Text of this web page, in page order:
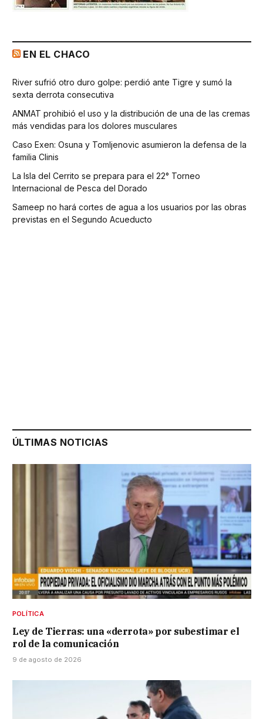
EN EL CHACO
River sufrió otro duro golpe: perdió ante Tigre y sumó la
sexta derrota consecutiva
ANMAT prohibió el uso y la distribución de una de las cremas
más vendidas para los dolores musculares
Caso Exen: Osuna y Tomljenovic asumieron la defensa de la
familia Clinis
La Isla del Cerrito se prepara para el 22° Torneo
Internacional de Pesca del Dorado
Sameep no hará cortes de agua a los usuarios por las obras
previstas en el Segundo Acueducto
ÚLTIMAS NOTICIAS
POLÍTICA
Ley de Tierras: una «derrota» por subestimar el
rol de la comunicación
9 de agosto de 2026